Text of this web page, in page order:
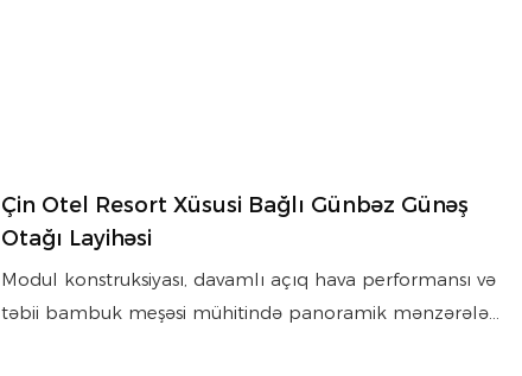
Çin Otel Resort Xüsusi Bağlı Günbəz Günəş
Otağı Layihəsi
Modul konstruksiyası, davamlı açıq hava performansı və
təbii bambuk meşəsi mühitində panoramik mənzərələri